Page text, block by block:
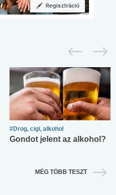
#Drog, cigi, alkohol
Gondot jelent az alkohol?
MÉG TÖBB TESZT